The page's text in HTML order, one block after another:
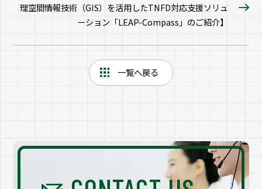
理空間情報技術（GIS）を活用したTNFD対応支援ソリュ
ーション「LEAP-Compass」のご紹介】
一覧へ戻る